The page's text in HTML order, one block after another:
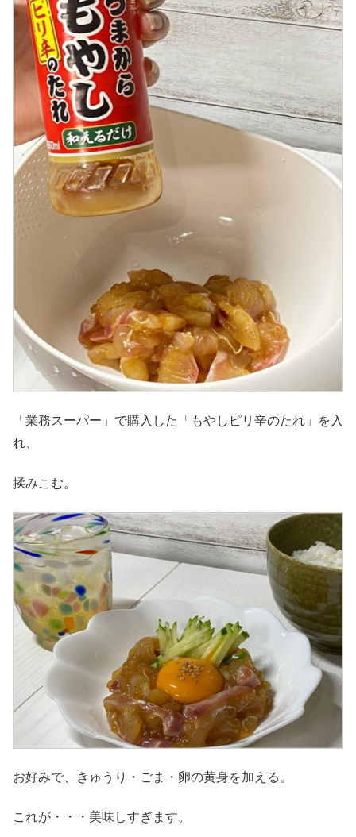
「業務スーパー」で購入した「もやしピリ辛のたれ」を入
れ、
揉みこむ。
お好みで、きゅうり・ごま・卵の黄身を加える。
これが・・・美味しすぎます。